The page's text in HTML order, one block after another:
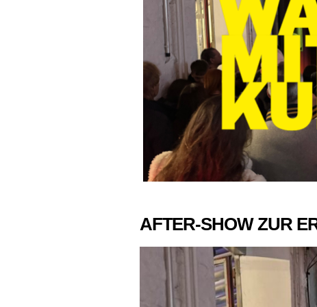
AFTER-SHOW ZUR